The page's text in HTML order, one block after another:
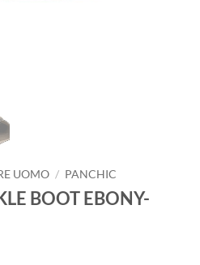
UOMO / PANCHIC
BOOT EBONY-